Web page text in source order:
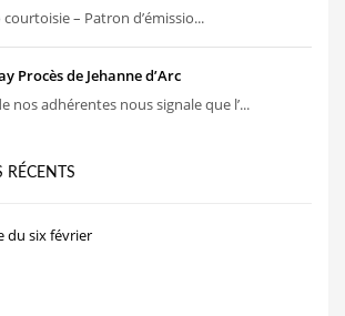
courtoisie – Patron d’émissio...
Procès de Jehanne d’Arc
nos adhérentes nous signale que l’...
RÉCENTS
du six février